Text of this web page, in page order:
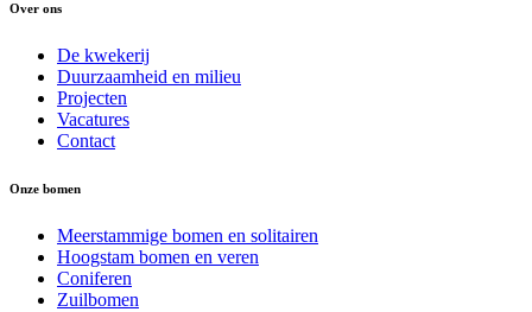
Over ons
De kwekerij
Duurzaamheid en milieu
Projecten
Vacatures
Contact
Onze bomen
Meerstammige bomen en solitairen
Hoogstam bomen en veren
Coniferen
Zuilbomen